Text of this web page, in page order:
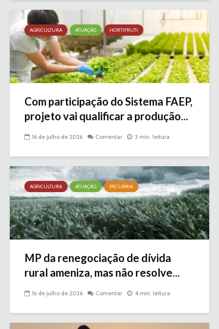
AGRICULTURA ATUAÇÃO HORTIFRUTI
Com participação do Sistema FAEP,
projeto vai qualificar a produção...
16 de julho de 2026 Comentar 3 min. leitura
AGRICULTURA ATUAÇÃO PECUÁRIA
MP da renegociação de dívida
rural ameniza, mas não resolve...
16 de julho de 2026 Comentar 4 min. leitura